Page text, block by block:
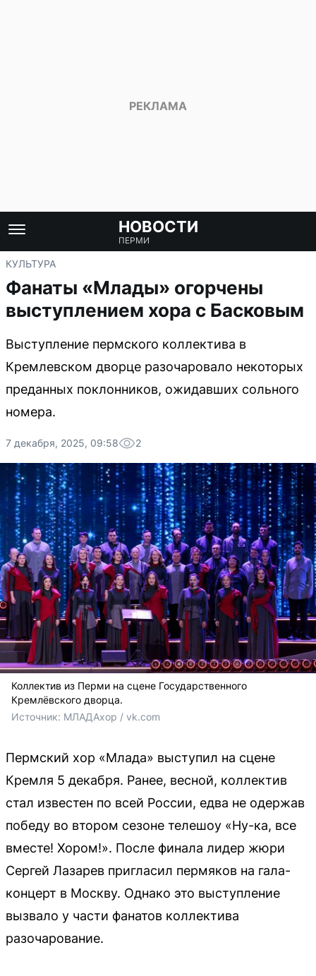
НОВОСТИ
ПЕРМИ
КУЛЬТУРА
Фанаты «Млады» огорчены
выступлением хора с Басковым
Выступление пермского коллектива в
Кремлевском дворце разочаровало некоторых
преданных поклонников, ожидавших сольного
номера.
7 декабря, 2025, 09:58 2
Коллектив из Перми на сцене Государственного
Кремлёвского дворца.
Источник: МЛАДАхор / vk.com
Пермский хор «Млада» выступил на сцене
Кремля 5 декабря. Ранее, весной, коллектив
стал известен по всей России, едва не одержав
победу во втором сезоне телешоу «Ну-ка, все
вместе! Хором!». После финала лидер жюри
Сергей Лазарев пригласил пермяков на гала-
концерт в Москву. Однако это выступление
вызвало у части фанатов коллектива
разочарование.